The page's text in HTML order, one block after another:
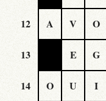
12 A V O
13 E G
14 O U I